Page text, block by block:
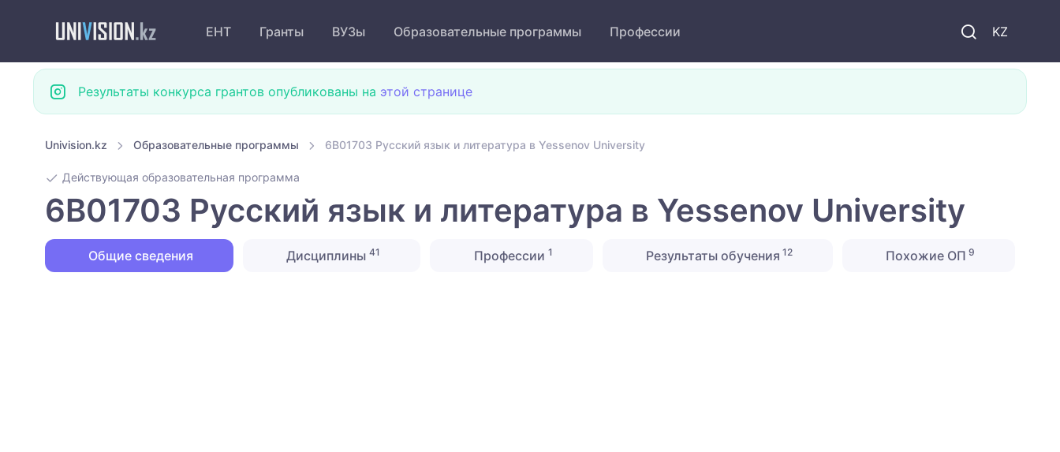
KZ
ЕНТ Гранты ВУЗы Образовательные программы Профессии
Результаты конкурса грантов опубликованы на этой странице
Univision.kz Образовательные программы 6B01703 Русский язык и литература в Yessenov University
Действующая образовательная программа
6B01703 Русский язык и литература в Yessenov University
Общие сведения Дисциплины41 Профессии 1 Результаты обучения 12 Похожие ОП 9